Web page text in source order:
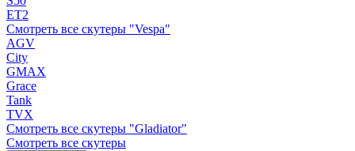
ET2
Смотреть все скутеры "Vespa"
AGV
City
GMAX
Grace
Tank
TVX
Смотреть все скутеры "Gladiator"
Смотреть все скутеры